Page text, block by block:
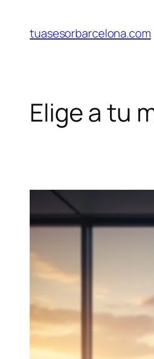
contenido
tuasesorbarcelona.com
Elige a tu